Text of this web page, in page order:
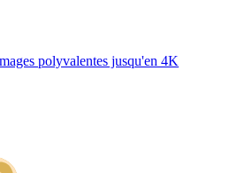
polyvalentes jusqu'en 4K